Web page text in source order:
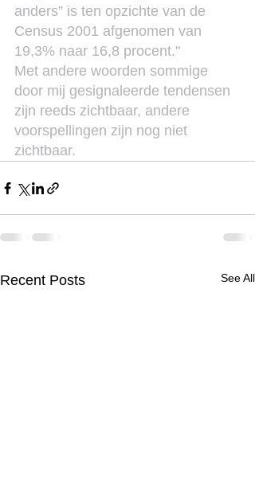
anders” is ten opzichte van de
Census 2001 afgenomen van
19,3% naar 16,8 procent."
Met andere woorden sommige
door mij gesignaleerde tendensen
zijn reeds zichtbaar, andere
voorspellingen zijn nog niet
zichtbaar.
Recent Posts See All